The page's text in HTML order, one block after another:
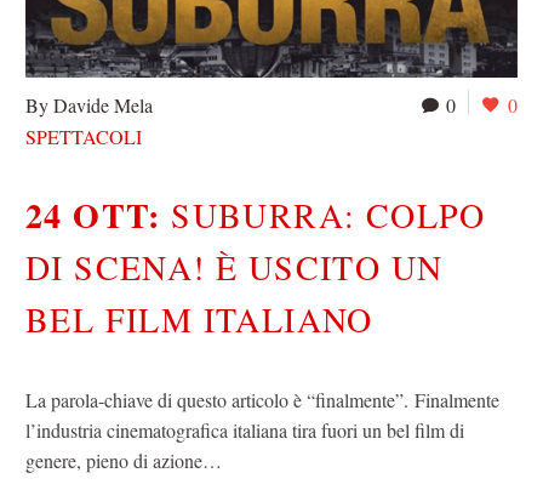
0 0
By Davide Mela
SPETTACOLI
24 OTT: SUBURRA: COLPO
DI SCENA! È USCITO UN
BEL FILM ITALIANO
La parola-chiave di questo articolo è “finalmente”. Finalmente
l’industria cinematografica italiana tira fuori un bel film di
genere, pieno di azione…